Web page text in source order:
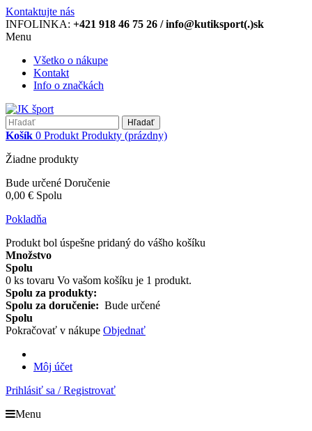
Kontaktujte nás
INFOLINKA: +421 918 46 75 26 / info@kutiksport(.)sk
Menu
Všetko o nákupe
Kontakt
Info o značkách
Hľadať
Košík 0 Produkt Produkty (prázdny)
Žiadne produkty
Bude určené Doručenie
0,00 € Spolu
Pokladňa
Produkt bol úspešne pridaný do vášho košíku
Množstvo
Spolu
0 ks tovaru Vo vašom košíku je 1 produkt.
Spolu za produkty:
Spolu za doručenie: Bude určené
Spolu
Pokračovať v nákupe Objednať
Môj účet
Prihlásiť sa / Registrovať
Menu